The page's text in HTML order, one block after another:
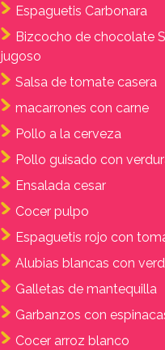
Espaguetis Carbonara
Bizcocho de chocolate
jugoso
Salsa de tomate casera
macarrones con carne
Pollo a la cerveza
Pollo guisado con
Ensalada cesar
Cocer pulpo
Espaguetis rojo con
Alubias blancas con
Galletas de mantequilla
Garbanzos con
Cocer arroz blanco